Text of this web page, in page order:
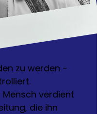
zu werden -
Mensch verdient
die ihn